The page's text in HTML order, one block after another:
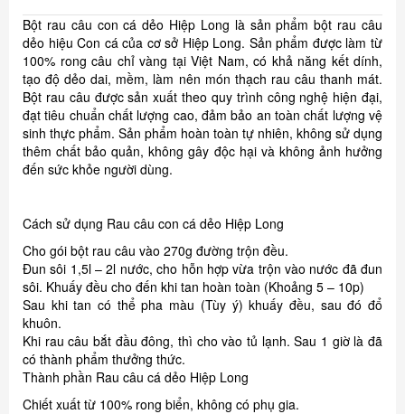
Bột rau câu con cá dẻo Hiệp Long là sản phẩm bột rau câu
dẻo hiệu Con cá của cơ sở Hiệp Long. Sản phẩm được làm từ
100% rong câu chỉ vàng tại Việt Nam, có khả năng kết dính,
tạo độ dẻo dai, mềm, làm nên món thạch rau câu thanh mát.
Bột rau câu được sản xuất theo quy trình công nghệ hiện đại,
đạt tiêu chuẩn chất lượng cao, đảm bảo an toàn chất lượng vệ
sinh thực phẩm. Sản phẩm hoàn toàn tự nhiên, không sử dụng
thêm chất bảo quản, không gây độc hại và không ảnh hưởng
đến sức khỏe người dùng.
Cách sử dụng Rau câu con cá dẻo Hiệp Long
Cho gói bột rau câu vào 270g đường trộn đều.
Đun sôi 1,5l – 2l nước, cho hỗn hợp vừa trộn vào nước đã đun
sôi. Khuấy đều cho đến khi tan hoàn toàn (Khoảng 5 – 10p)
Sau khi tan có thể pha màu (Tùy ý) khuấy đều, sau đó đổ
khuôn.
Khi rau câu bắt đầu đông, thì cho vào tủ lạnh. Sau 1 giờ là đã
có thành phẩm thưởng thức.
Thành phần Rau câu cá dẻo Hiệp Long
Chiết xuất từ 100% rong biển, không có phụ gia.